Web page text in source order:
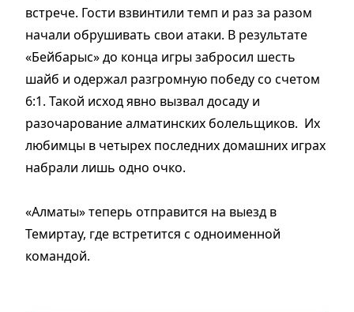
встрече. Гости взвинтили темп и раз за разом
начали обрушивать свои атаки. В результате
«Бейбарыс» до конца игры забросил шесть
шайб и одержал разгромную победу со счетом
6:1. Такой исход явно вызвал досаду и
разочарование алматинских болельщиков. Их
любимцы в четырех последних домашних играх
набрали лишь одно очко.
«Алматы» теперь отправится на выезд в
Темиртау, где встретится с одноименной
командой.